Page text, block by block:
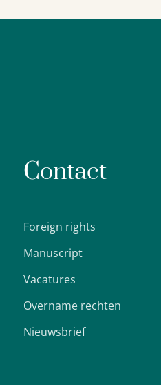
Contact
Foreign rights
Manuscript
Vacatures
Overname rechten
Nieuwsbrief